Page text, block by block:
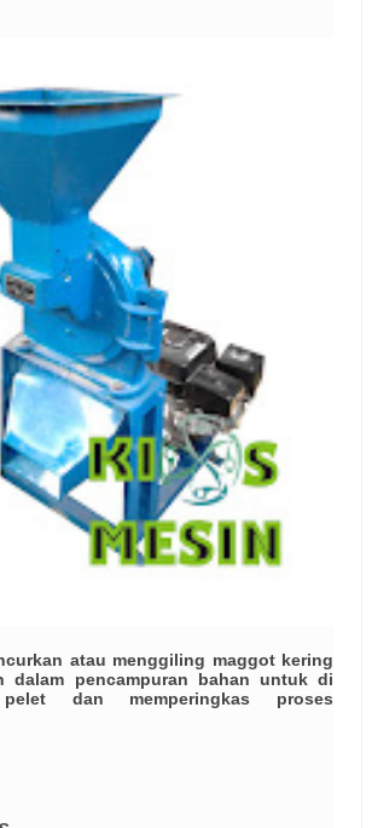
atau menggiling maggot kering
dalam pencampuran bahan untuk di
dan memperingkas proses